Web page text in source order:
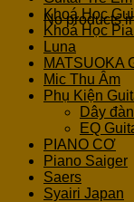
No products
Khoá Học
Khoá Học
Luna
MATSUOKA
Mic Thu Âm
Phụ Kiện
Dây
EQ
PIANO CƠ
Piano Saiger
Saers
Syairi Japan